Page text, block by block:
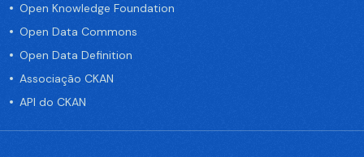
Open Knowledge Foundation
Open Data Commons
Open Data Definition
Associação CKAN
API do CKAN